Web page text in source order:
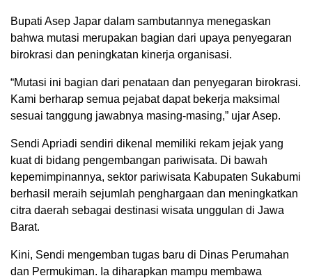
Bupati Asep Japar dalam sambutannya menegaskan
bahwa mutasi merupakan bagian dari upaya penyegaran
birokrasi dan peningkatan kinerja organisasi.
“Mutasi ini bagian dari penataan dan penyegaran birokrasi.
Kami berharap semua pejabat dapat bekerja maksimal
sesuai tanggung jawabnya masing-masing,” ujar Asep.
Sendi Apriadi sendiri dikenal memiliki rekam jejak yang
kuat di bidang pengembangan pariwisata. Di bawah
kepemimpinannya, sektor pariwisata Kabupaten Sukabumi
berhasil meraih sejumlah penghargaan dan meningkatkan
citra daerah sebagai destinasi wisata unggulan di Jawa
Barat.
Kini, Sendi mengemban tugas baru di Dinas Perumahan
dan Permukiman. Ia diharapkan mampu membawa